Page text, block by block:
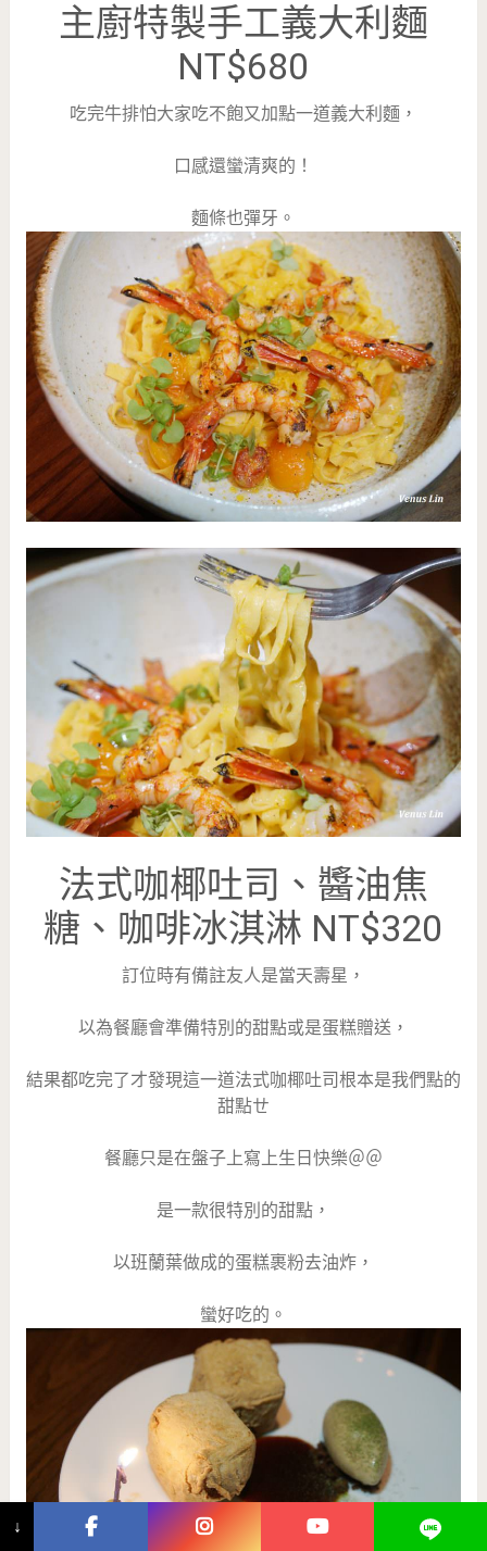
主廚特製手工義大利麵
NT$680
吃完牛排怕大家吃不飽又加點一道義大利麵，
口感還蠻清爽的！
麵條也彈牙。
法式咖椰吐司、醬油焦
糖、咖啡冰淇淋 NT$320
訂位時有備註友人是當天壽星，
以為餐廳會準備特別的甜點或是蛋糕贈送，
結果都吃完了才發現這一道法式咖椰吐司根本是我們點的
甜點ㄝ
餐廳只是在盤子上寫上生日快樂＠＠
是一款很特別的甜點，
以班蘭葉做成的蛋糕裹粉去油炸，
蠻好吃的。
↓